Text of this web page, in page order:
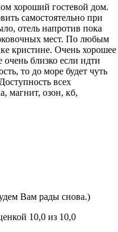
хороший гостевой дом.
самостоятельно при
отель напротив пока
мест. По любым
кристине. Очень хорошее
близко если идти
то до море будет чуть
всех
магнит, озон, кб,
Вам рады снова.)
10,0 из 10,0